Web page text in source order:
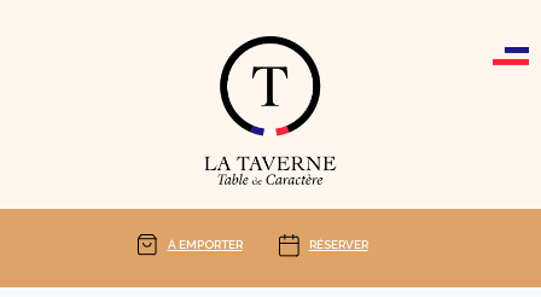
À EMPORTER RÉSERVER